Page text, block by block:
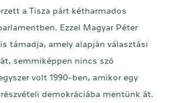
a Tisza párt kétharmados
Ezzel Magyar Péter
támadja, amely alapján választási
semmiképpen nincs szó
volt 1990-ben, amikor egy
demokráciába mentünk át.